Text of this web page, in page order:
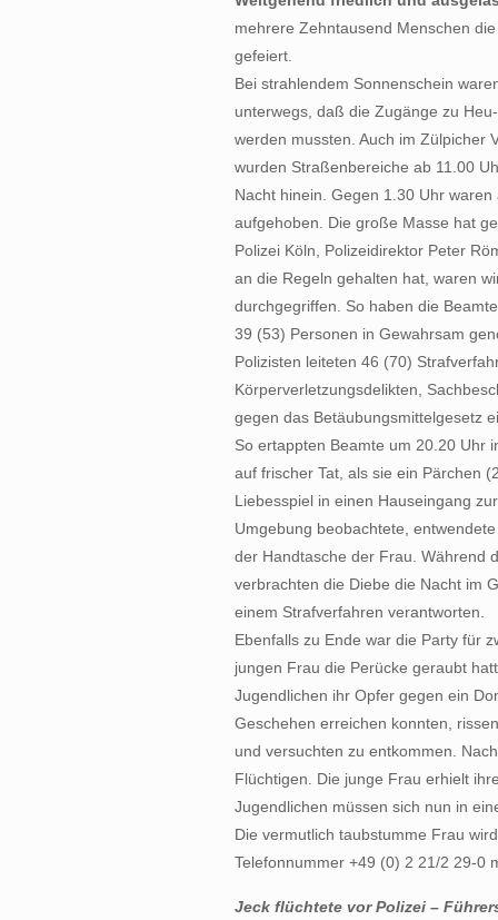
mehrere Zehntausend Menschen
gefeiert.
Bei strahlendem Sonnenschein
unterwegs, daß die Zugänge zu
werden mussten. Auch im Zülpicher
wurden Straßenbereiche ab 11.00
Nacht hinein. Gegen 1.30 Uhr
aufgehoben. Die große Masse hat
Polizei Köln, Polizeidirektor Peter
an die Regeln gehalten hat, waren
durchgegriffen. So haben die
39 (53) Personen in Gewahrsam
Polizisten leiteten 46 (70)
Körperverletzungsdelikten,
gegen das Betäubungsmittelgesetz
So ertappten Beamte um 20.20 Uhr
auf frischer Tat, als sie ein Pärchen
Liebesspiel in einen Hauseingang
Umgebung beobachtete,
der Handtasche der Frau. Während
verbrachten die Diebe die Nacht im
einem Strafverfahren verantworten.
Ebenfalls zu Ende war die Party für
jungen Frau die Perücke geraubt
Jugendlichen ihr Opfer gegen ein
Geschehen erreichen konnten,
und versuchten zu entkommen.
Flüchtigen. Die junge Frau erhielt
Jugendlichen müssen sich nun in
Die vermutlich taubstumme Frau
Telefonnummer +49 (0) 2 21/2 29-0
Jeck flüchtete vor Polizei –